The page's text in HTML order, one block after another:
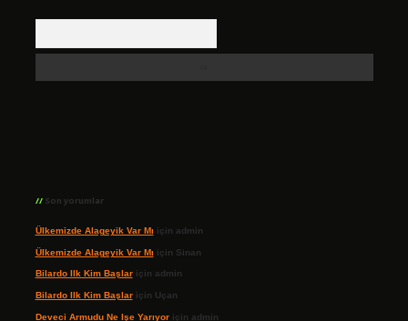
Son yorumlar
Ülkemizde Alageyik Var Mı için admin
Ülkemizde Alageyik Var Mı için Sinan
Bilardo Ilk Kim Başlariçin admin
Bilardo Ilk Kim Başlariçin Uçan
Deveci Armudu Ne Işe Yarıyoriçin admin